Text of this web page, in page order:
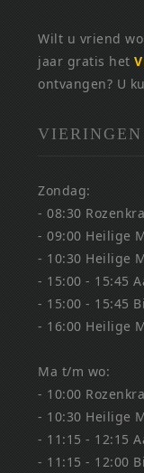
Wilt u vriend
jaar gratis het
ontvangen? U
VIERINGEN
Zondag:
- 08:30
- 09:00 Heilige
- 10:30 Heilige
- 15:00 - 15:45
- 15:00 - 15:45
- 16:00 Heilige
Ma t/m wo:
- 10:00
- 10:30 Heilige
- 11:15 - 12:15
- 11:15 - 12:00